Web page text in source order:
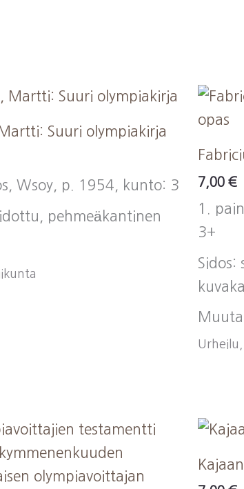
Martti: Suuri olympiakirja
Wsoy, p. 1954, kunto: 3
pehmeäkantinen
7,00€
1.
3+
Sidos: